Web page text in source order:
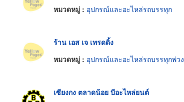
หมวดหมู่ : อุปกรณ์และอะไหล่รถบรรทุก
ร้าน เอส เจ เทรดดิ้ง
หมวดหมู่ : อุปกรณ์และอะไหล่รถบรรทุกพ่วง
เซียงกง ตลาดน้อย บีอะไหล่ยนต์